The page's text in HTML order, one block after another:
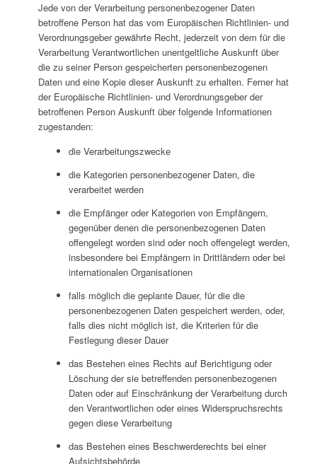
Jede von der Verarbeitung personenbezogener Daten
betroffene Person hat das vom Europäischen Richtlinien- und
Verordnungsgeber gewährte Recht, jederzeit von dem für die
Verarbeitung Verantwortlichen unentgeltliche Auskunft über
die zu seiner Person gespeicherten personenbezogenen
Daten und eine Kopie dieser Auskunft zu erhalten. Ferner hat
der Europäische Richtlinien- und Verordnungsgeber der
betroffenen Person Auskunft über folgende Informationen
zugestanden:
die Verarbeitungszwecke
die Kategorien personenbezogener Daten, die
verarbeitet werden
die Empfänger oder Kategorien von Empfängern,
gegenüber denen die personenbezogenen Daten
offengelegt worden sind oder noch offengelegt werden,
insbesondere bei Empfängern in Drittländern oder bei
internationalen Organisationen
falls möglich die geplante Dauer, für die die
personenbezogenen Daten gespeichert werden, oder,
falls dies nicht möglich ist, die Kriterien für die
Festlegung dieser Dauer
das Bestehen eines Rechts auf Berichtigung oder
Löschung der sie betreffenden personenbezogenen
Daten oder auf Einschränkung der Verarbeitung durch
den Verantwortlichen oder eines Widerspruchsrechts
gegen diese Verarbeitung
das Bestehen eines Beschwerderechts bei einer
Aufsichtsbehörde